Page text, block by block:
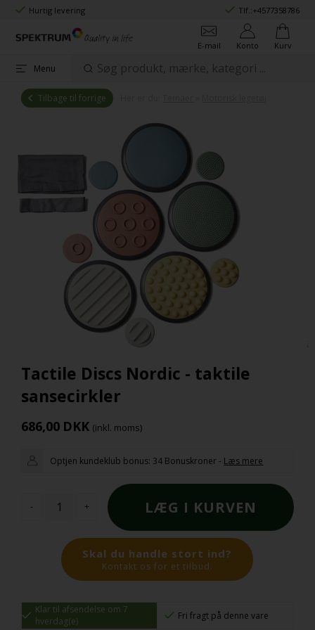
Hurtig levering Tlf.:+4577358786
E-mail Konto Kurv
Menu
Tilbage til forrige
Tactile Discs Nordic - taktile
sansecirkler
686,00 DKK (inkl. moms)
Optjen kundeklub bonus: 34 Bonuskroner - Læs mere
- +
Skal du handle stort ind?
Kontakt os for et tilbud.
Klar til afsendelse om 7
hverdag(e)
Fri fragt på denne vare